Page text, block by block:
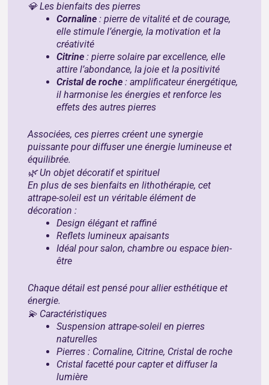
💎 Les bienfaits des pierres
Cornaline : pierre de vitalité et de courage,
elle stimule l’énergie, la motivation et la
créativité
Citrine : pierre solaire par excellence, elle
attire l’abondance, la joie et la positivité
Cristal de roche : amplificateur énergétique,
il harmonise les énergies et renforce les
effets des autres pierres
Associées, ces pierres créent une synergie
puissante pour diffuser une énergie lumineuse et
équilibrée.
🌿 Un objet décoratif et spirituel
En plus de ses bienfaits en lithothérapie, cet
attrape-soleil est un véritable élément de
décoration :
Design élégant et raffiné
Reflets lumineux apaisants
Idéal pour salon, chambre ou espace bien-
être
Chaque détail est pensé pour allier esthétique et
énergie.
💫 Caractéristiques
Suspension attrape-soleil en pierres
naturelles
Pierres : Cornaline, Citrine, Cristal de roche
Cristal facetté pour capter et diffuser la
lumière